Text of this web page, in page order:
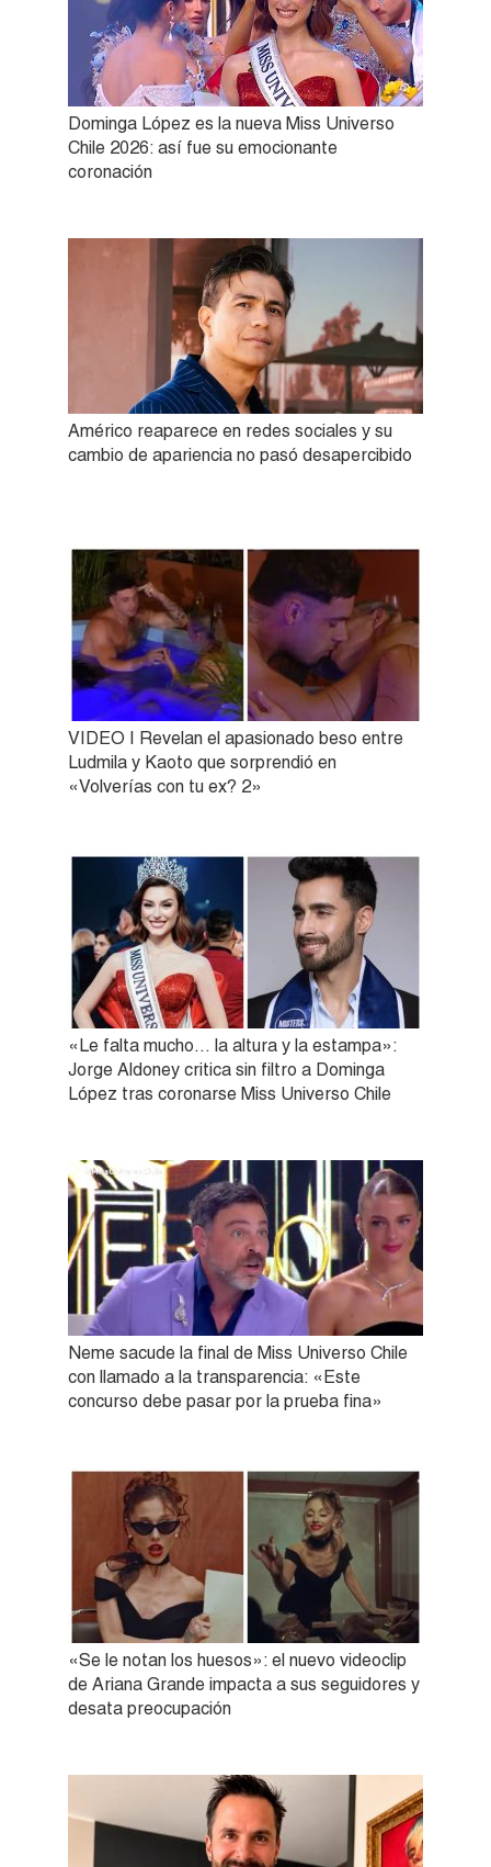
Dominga López es la nueva Miss Universo
Chile 2026: así fue su emocionante
coronación
Américo reaparece en redes sociales y su
cambio de apariencia no pasó desapercibido
VIDEO | Revelan el apasionado beso entre
Ludmila y Kaoto que sorprendió en
«Volverías con tu ex? 2»
«Le falta mucho… la altura y la estampa»:
Jorge Aldoney critica sin filtro a Dominga
López tras coronarse Miss Universo Chile
Neme sacude la final de Miss Universo Chile
con llamado a la transparencia: «Este
concurso debe pasar por la prueba fina»
«Se le notan los huesos»: el nuevo videoclip
de Ariana Grande impacta a sus seguidores y
desata preocupación